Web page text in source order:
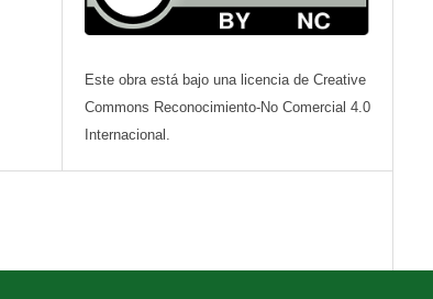
Este obra está bajo una licencia de Creative
Commons Reconocimiento-No Comercial 4.0
Internacional.